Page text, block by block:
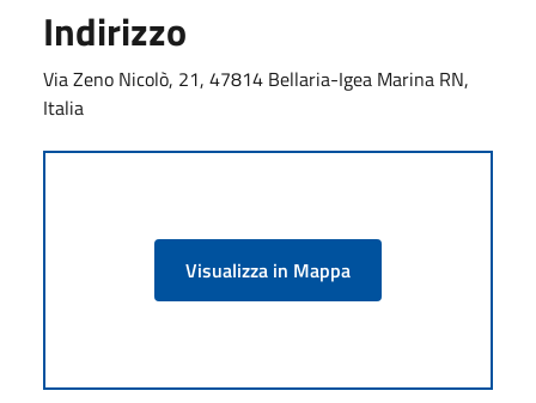
Indirizzo
Via Zeno Nicolò, 21, 47814 Bellaria-Igea Marina RN,
Italia
Visualizza in Mappa